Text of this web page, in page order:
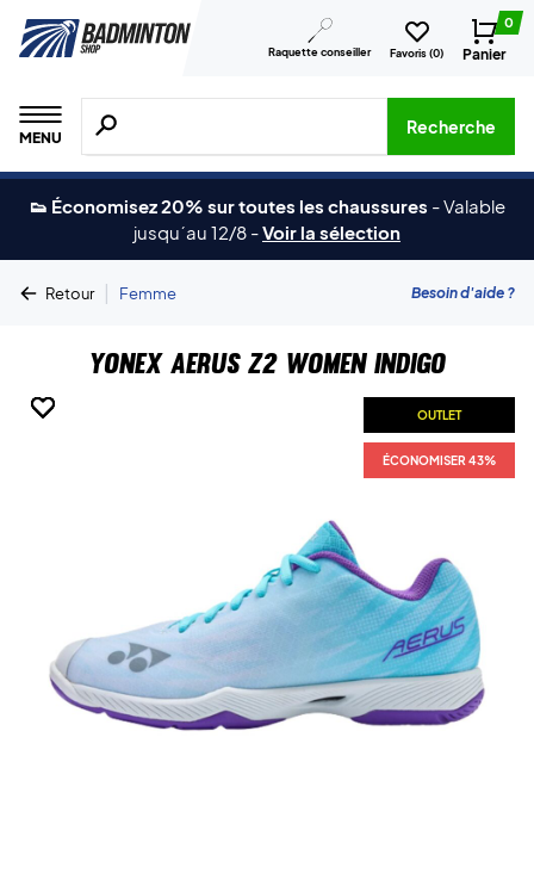
Raquette conseiller Favoris (0)
0
Panier
MENU
Recherche de produits, de marques, etc.
Recherche
👟 Économisez 20% sur toutes les chaussures -Valable
jusqu´au 12/8 -Voir la sélection
Retour | Femme Besoin d'aide ?
Yonex Aerus Z2 Women Indigo
OUTLET
ÉCONOMISER 43%
OUTLET
ÉCONOMISER 43%
OUTLET
ÉCONOMISER 43%
OUTLET
ÉCONOMISER 43%
OUTLET
ÉCONOMISER 43%
OUTLET
ÉCONOMISER 43%